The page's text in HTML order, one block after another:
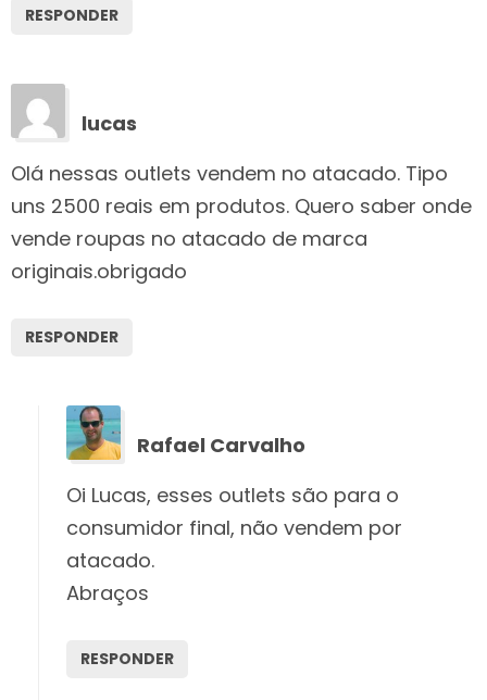
RESPONDER
lucas
Olá nessas outlets vendem no atacado. Tipo
uns 2500 reais em produtos. Quero saber onde
vende roupas no atacado de marca
originais.obrigado
RESPONDER
Rafael Carvalho
Oi Lucas, esses outlets são para o
consumidor final, não vendem por
atacado.
Abraços
RESPONDER